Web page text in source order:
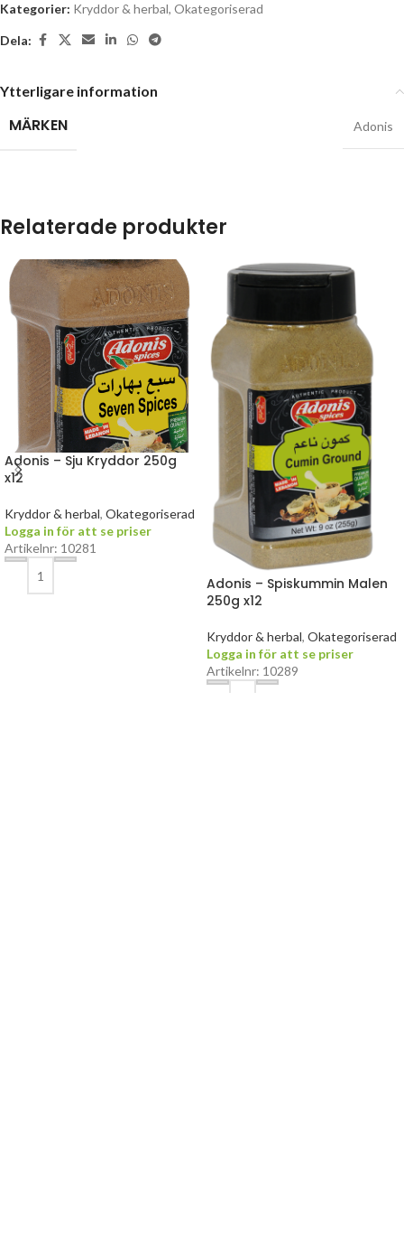
Kategorier: Kryddor & herbal, Okategoriserad
Dela:
Ytterligare information
MÄRKEN Adonis
Relaterade produkter
Adonis – Sju Kryddor 250g
x12
Kryddor & herbal, Okategoriserad
Logga in för att se priser
Artikelnr: 10281
Adonis – Spiskummin Malen
250g x12
Kryddor & herbal, Okategoriserad
Logga in för att se priser
Artikelnr: 10289